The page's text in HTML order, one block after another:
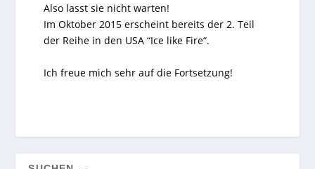
Also lasst sie nicht warten!
Im Oktober 2015 erscheint bereits der 2. Teil
der Reihe in den USA “Ice like Fire“.
Ich freue mich sehr auf die Fortsetzung!